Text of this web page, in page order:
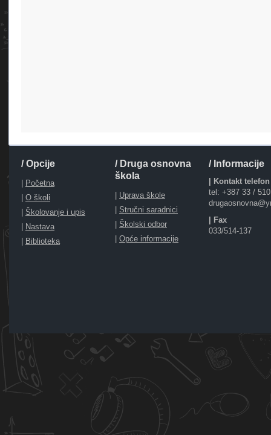
/ Opcije
| Početna
| O školi
| Školovanje i upis
| Nastava
| Biblioteka
/ Druga osnovna
škola
| Uprava škole
| Stručni saradnici
| Školski odbor
| Opće informacije
/ Informacije
| Kontakt telefon
tel: +387 33 /
| Fax
033/514-137